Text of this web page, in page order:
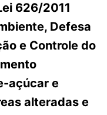
626/2011
Defesa
e Controle do
açúcar e
alteradas e